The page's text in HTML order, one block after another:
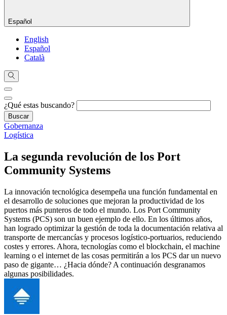
Español
English
Español
Català
¿Qué estas buscando?
Gobernanza
Logística
La segunda revolución de los Port
Community Systems
La innovación tecnológica desempeña una función fundamental en
el desarrollo de soluciones que mejoran la productividad de los
puertos más punteros de todo el mundo. Los Port Community
Systems (PCS) son un buen ejemplo de ello. En los últimos años,
han logrado optimizar la gestión de toda la documentación relativa al
transporte de mercancías y procesos logístico-portuarios, reduciendo
costes y errores. Ahora, tecnologías como el blockchain, el machine
learning o el internet de las cosas permitirán a los PCS dar un nuevo
paso de gigante… ¿Hacia dónde? A continuación desgranamos
algunas posibilidades.